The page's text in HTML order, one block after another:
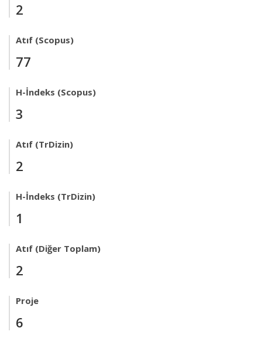
2
Atıf (Scopus)
77
H-İndeks (Scopus)
3
Atıf (TrDizin)
2
H-İndeks (TrDizin)
1
Atıf (Diğer Toplam)
2
Proje
6